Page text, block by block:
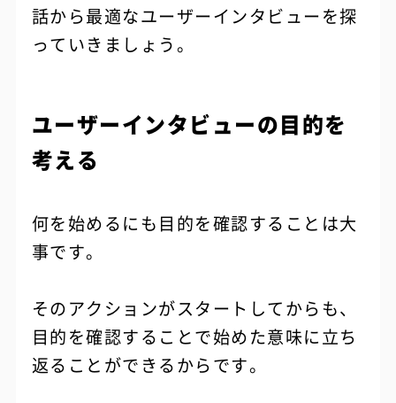
話から最適なユーザーインタビューを探
っていきましょう。
ユーザーインタビューの目的を
考える
何を始めるにも目的を確認することは大
事です。
そのアクションがスタートしてからも、
目的を確認することで始めた意味に立ち
返ることができるからです。